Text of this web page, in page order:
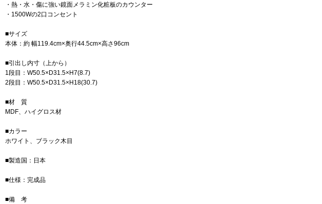
・熱・水・傷に強い鏡面メラミン化粧板のカウンター
・1500Wの2口コンセント
■サイズ
本体：約 幅119.4cm×奥行44.5cm×高さ96cm
■引出し内寸（上から）
1段目：W50.5×D31.5×H7(8.7)
2段目：W50.5×D31.5×H18(30.7)
■材 質
MDF、ハイグロス材
■カラー
ホワイト、ブラック木目
■製造国：日本
■仕様：完成品
■備 考